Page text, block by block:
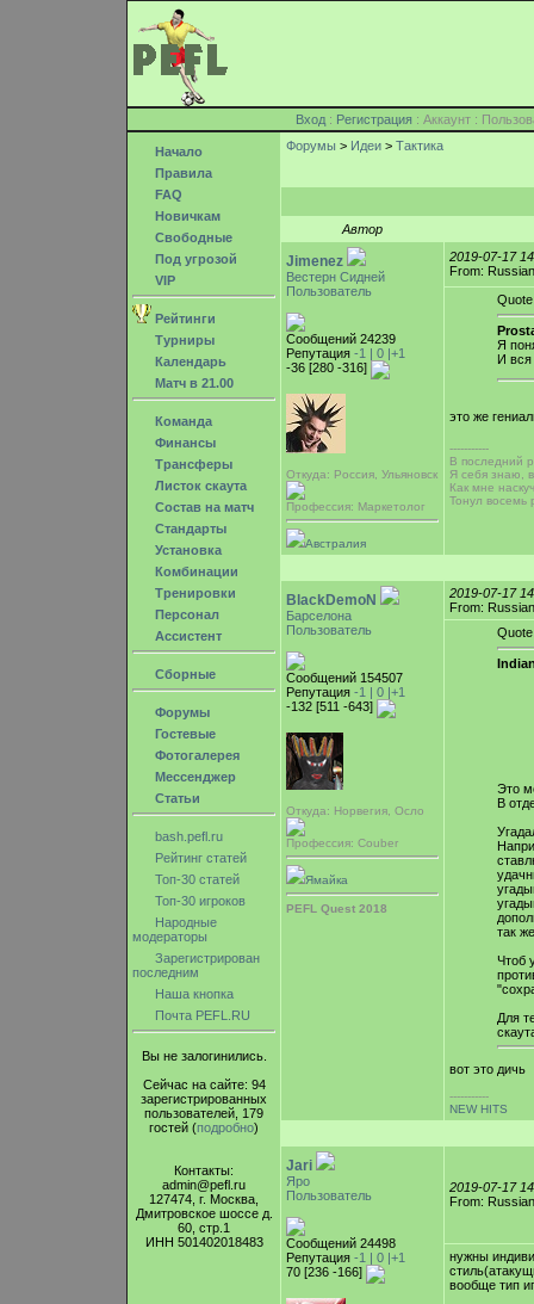
Вход : Регистрация : Аккаунт :
Начало
Правила
FAQ
Новичкам
Свободные
Под угрозой
VIP
Рейтинги
Турниры
Календарь
Матч в 21.00
Команда
Финансы
Трансферы
Листок скаута
Состав на матч
Стандарты
Установка
Комбинации
Тренировки
Персонал
Ассистент
Сборные
Форумы
Гостевые
Фотогалерея
Мессенджер
Статьи
bash.pefl.ru
Рейтинг статей
Топ-30 статей
Топ-30 игроков
Народные
модераторы
Зарегистрирован
последним
Наша кнопка
Почта PEFL.RU
Вы не залогинились.
Сейчас на сайте: 94
зарегистрированных
пользователей, 179
гостей (подробно)
Контакты:
admin@pefl.ru
127474, г. Москва,
Дмитровское шоссе д.
60, стр.1
ИНН 501402018483
Форумы > Идеи > Тактика
Автор
Jimenez
Вестерн Сидней
Пользователь
Сообщений 24239
Репутация -1 | 0 |+1
-36 [280 -316]
Откуда: Россия, Ульяновск
Профессия: Маркетолог
Австралия
2019-07-17
From:
Quote
Я
И вся
это же
-----------
В последний
Я себя знаю,
Как мне
Тонул восемь
BlackDemoN
Барселона
Пользователь
Сообщений 154507
Репутация -1 | 0 |+1
-132 [511 -643]
Откуда: Норвегия, Осло
Профессия: Couber
Ямайка
PEFL Quest 2018
2019-07-17
From:
Quote
Это
В
так
Чтоб
Для
вот это дичь
-----------
NEW HITS
Jari
Яро
Пользователь
Сообщений 24498
Репутация -1 | 0 |+1
70 [236 -166]
2019-07-17
From:
нужны
вообще тип